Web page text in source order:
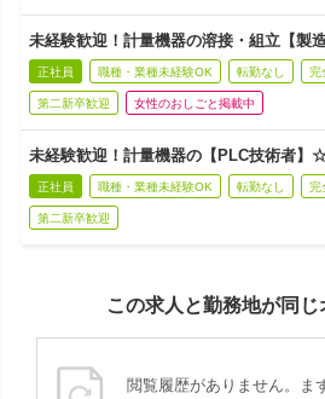
未経験歓迎！計量機器の溶接・組立【製
正社員 職種・業種未経験OK 転勤なし 完
第二新卒歓迎 女性のおしごと掲載中
未経験歓迎！計量機器の【PLC技術者】
正社員 職種・業種未経験OK 転勤なし 完
第二新卒歓迎
この求人と勤務地が同じ
閲覧履歴がありません。ま